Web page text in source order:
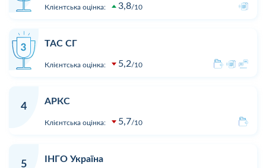
Клієнтська оцінка: 3,8 10
ТАС СГ
Клієнтська оцінка: 5,2 10
4
АРКС
Клієнтська оцінка: 5,7 10
5
ІНГО Україна